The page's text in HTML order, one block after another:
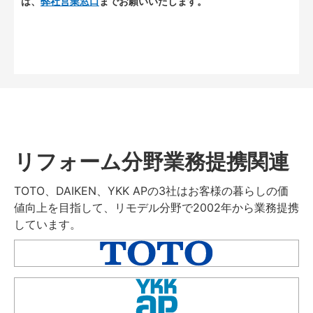
リフォーム分野業務提携関連
TOTO、DAIKEN、YKK APの3社はお客様の暮らしの価
値向上を目指して、リモデル分野で2002年から業務提携
しています。